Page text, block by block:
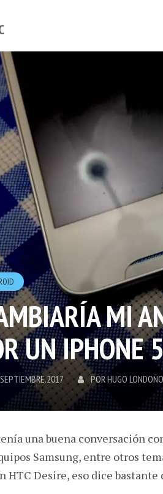
MI
UN IPHONE
PORHUGO LONDOÑO
una buena conversación
Samsung, entre otros
HTC Desire, eso dice